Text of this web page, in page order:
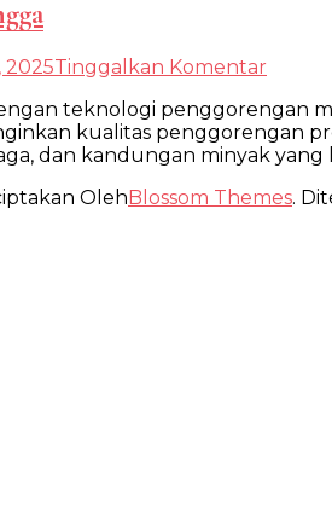
2025Tinggalkan Komentar
Kecil
Usaha
teknologi penggorengan
kualitas penggorengan
dan kandungan minyak
OlehBlossom Themes.